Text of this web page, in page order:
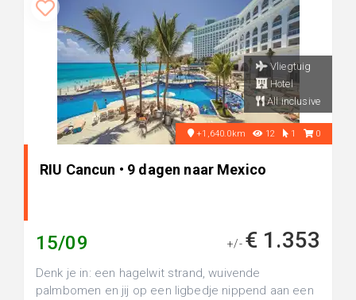
Vliegtuig
Hotel
All inclusive
+1,640.0km 12 1 0
RIU Cancun • 9 dagen naar Mexico
15/09 +/- € 1.353
Denk je in: een hagelwit strand, wuivende
palmbomen en jij op een ligbedje nippend aan een